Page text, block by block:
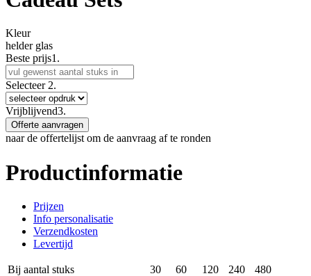
Kleur
helder glas
Beste prijs1.
Selecteer 2.
Vrijblijvend3.
Offerte aanvragen
naar de offertelijst om de aanvraag af te ronden
Productinformatie
Prijzen
Info personalisatie
Verzendkosten
Levertijd
Bij aantal stuks 30 60 120 240
480